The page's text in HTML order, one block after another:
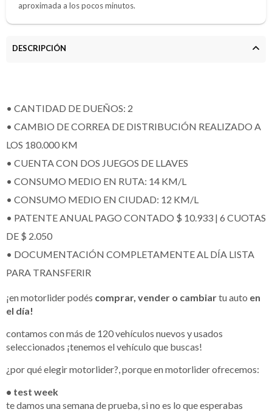
aproximada a los pocos minutos.
DESCRIPCIÓN
• CANTIDAD DE DUEÑOS: 2
• CAMBIO DE CORREA DE DISTRIBUCIÓN REALIZADO A
LOS 180.000 KM
• CUENTA CON DOS JUEGOS DE LLAVES
• CONSUMO MEDIO EN RUTA: 14 KM/L
• CONSUMO MEDIO EN CIUDAD: 12 KM/L
• PATENTE ANUAL PAGO CONTADO $ 10.933 | 6 CUOTAS
DE $ 2.050
• DOCUMENTACIÓN COMPLETAMENTE AL DÍA LISTA
PARA TRANSFERIR
¡en motorlider podés comprar, vender o cambiartu auto en
el día!
contamos con más de 120 vehículos nuevos y usados
seleccionados ¡tenemos el vehículo que buscas!
¿por qué elegir motorlider?, porque en motorlider ofrecemos:
• test week
te damos una semana de prueba, si no es lo que esperabas